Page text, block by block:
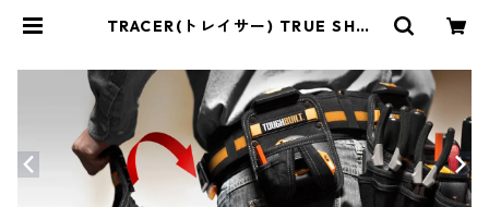
TRACER(トレイサー) TRUE SHOT